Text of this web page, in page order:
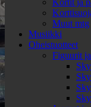
Kortit ja
Muut mtg
Musiikki
Oheistuotteet
Figuurit